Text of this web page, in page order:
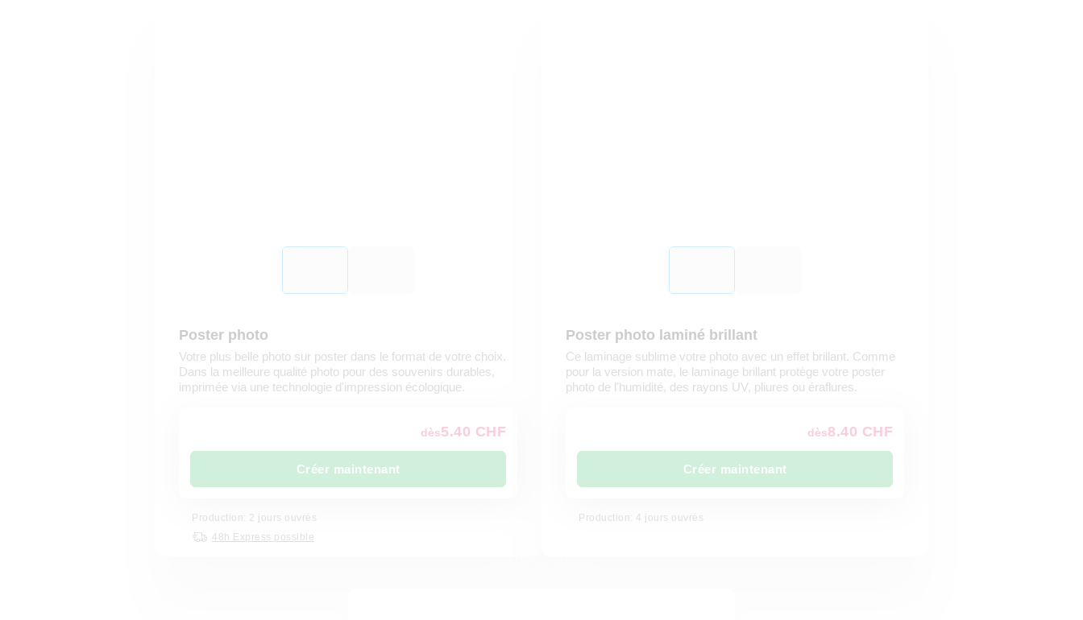
Poster photo
Votre plus belle photo sur poster dans le format de votre choix.
Dans la meilleure qualité photo pour des souvenirs durables,
imprimée via une technologie d'impression écologique.
dès5.40 CHF
Créer maintenant
Production: 2 jours ouvrés
48h Express possible
Poster photo laminé brillant
Ce laminage sublime votre photo avec un effet brillant. Comme
pour la version mate, le laminage brillant protège votre poster
photo de l'humidité, des rayons UV, pliures ou éraflures.
dès8.40 CHF
Créer maintenant
Production: 4 jours ouvrés